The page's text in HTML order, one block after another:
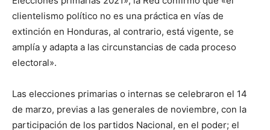
clientelismo político no es una práctica en vías de
extinción en Honduras, al contrario, está vigente, se
amplía y adapta a las circunstancias de cada proceso
electoral».
Las elecciones primarias o internas se celebraron el 14
de marzo, previas a las generales de noviembre, con la
participación de los partidos Nacional, en el poder; el